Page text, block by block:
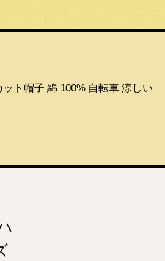
ト帽子 綿 100% 自転車 涼しい